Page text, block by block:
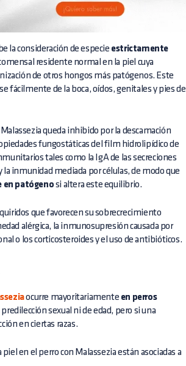
la consideración de especie estrictamente
residente normal en la piel cuya
de otros hongos más patógenos. Este
fácilmente de la boca, oídos, genitales y pies de
queda inhibido por la descamación
fungostáticas del film hidrolipídico de
tales como la IgA de las secreciones
la inmunidad mediada por células, de modo que
en patógeno si altera este equilibrio.
que favorecen su sobrecrecimiento
alérgica, la inmunosupresión causada por
o los corticosteroides y el uso de antibióticos.
ocurre mayoritariamente en perros
sexual ni de edad, pero si una
en ciertas razas.
en el perro con Malassezia están asociadas a